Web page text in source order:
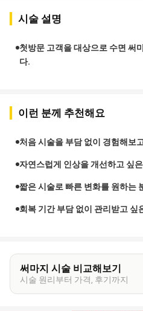
시술 설명
첫방문 고객을 대상으로 수면 써
다.
이런 분께 추천해요
처음 시술을 부담 없이 경험해보
자연스럽게 인상을 개선하고 싶
짧은 시술로 빠른 변화를 원하는
회복 기간 부담 없이 관리받고 싶
써마지 시술 비교해보기
시술 원리부터 가격, 후기까지